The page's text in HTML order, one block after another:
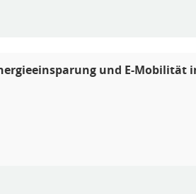
und E-Mobilität